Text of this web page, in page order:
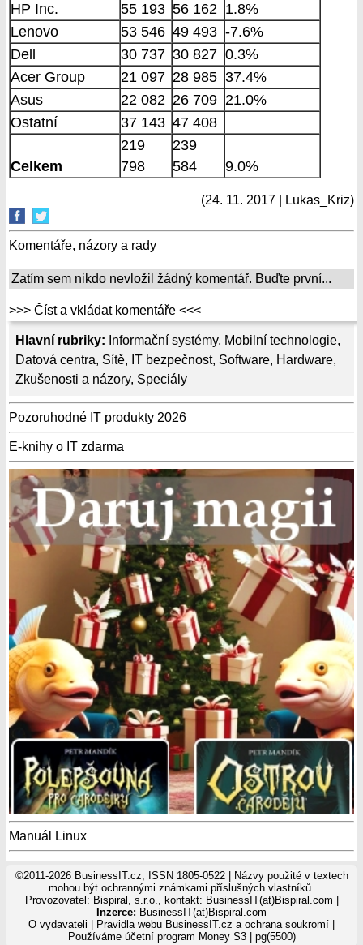
Hlavní rubriky: Informační systémy, Mobilní technologie,
Datová centra, Sítě, IT bezpečnost, Software, Hardware,
Zkušenosti a názory, Speciály
Pozoruhodné IT produkty 2026
E-knihy o IT zdarma
Manuál Linux
HP Inc.
55 193 56 162 1.8%
Lenovo
53 546 49 493 -7.6%
Dell
30 737 30 827 0.3%
Acer Group
21 097 28 985 37.4%
Asus
22 082 26 709 21.0%
Ostatní
37 143 47 408
Celkem
219
798
239
584
9.0%
(24. 11. 2017 | Lukas_Kriz)
Komentáře, názory a rady
Zatím sem nikdo nevložil žádný komentář. Buďte první...
>>> Číst a vkládat komentáře <<<
©2011-2026 BusinessIT.cz, ISSN 1805-0522 | Názvy použité v textech
mohou být ochrannými známkami příslušných vlastníků.
Provozovatel: Bispiral, s.r.o., kontakt: BusinessIT(at)Bispiral.com |
Inzerce: BusinessIT(at)Bispiral.com
O vydavateli
Pravidla webu BusinessIT.cz a ochrana soukromí
Používáme účetní program Money S3| pg(5500)